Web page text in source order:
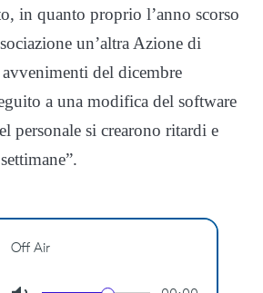
in quanto proprio l’anno scorso
un’altra Azione di
del dicembre
a una modifica del software
personale si crearono ritardi e